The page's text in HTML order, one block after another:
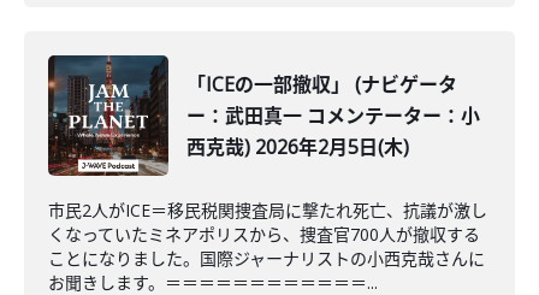
「ICEの一部撤収」 (ナビゲータ
ー：武田真一 コメンテーター：小
西克哉) 2026年2月5日(木)
市民2人がICE＝移民税関捜査局に撃たれ死亡、抗議が激し
くなっていたミネアポリスから、捜査官700人が撤収する
ことになりました。国際ジャーナリストの小西克哉さんに
お聞きします。＝＝＝＝＝＝＝＝＝＝＝＝...